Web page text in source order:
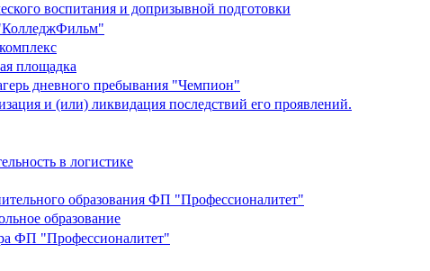
воспитания и допризывной подготовки
площадка
дневного пребывания "Чемпион"
и (или) ликвидация последствий его проявлений.
в логистике
образования ФП "Профессионалитет"
образование
ФП "Профессионалитет"